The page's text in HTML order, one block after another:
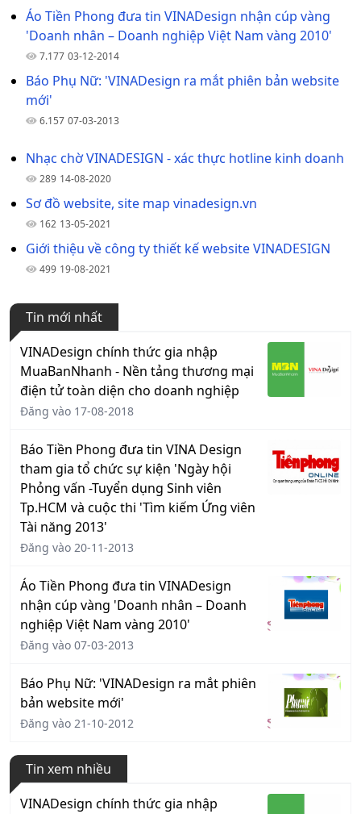
Áo Tiền Phong đưa tin VINADesign nhận cúp vàng
'Doanh nhân – Doanh nghiệp Việt Nam vàng 2010'
7.177 03-12-2014
Báo Phụ Nữ: 'VINADesign ra mắt phiên bản website
mới'
6.157 07-03-2013
Nhạc chờ VINADESIGN - xác thực hotline kinh doanh
289 14-08-2020
Sơ đồ website, site map vinadesign.vn
162 13-05-2021
Giới thiệu về công ty thiết kế website VINADESIGN
499 19-08-2021
Tin mới nhất
VINADesign chính thức gia nhập
MuaBanNhanh - Nền tảng thương mại
điện tử toàn diện cho doanh nghiệp
Đăng vào 17-08-2018
Báo Tiền Phong đưa tin VINA Design
tham gia tổ chức sự kiện 'Ngày hội
Phỏng vấn -Tuyển dụng Sinh viên
Tp.HCM và cuộc thi 'Tìm kiếm Ứng viên
Tài năng 2013'
Đăng vào 20-11-2013
Áo Tiền Phong đưa tin VINADesign
nhận cúp vàng 'Doanh nhân – Doanh
nghiệp Việt Nam vàng 2010'
Đăng vào 07-03-2013
Báo Phụ Nữ: 'VINADesign ra mắt phiên
bản website mới'
Đăng vào 21-10-2012
Tin xem nhiều
VINADesign chính thức gia nhập